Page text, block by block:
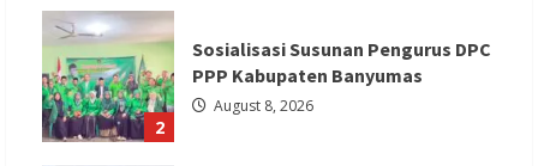
2
Sosialisasi Susunan Pengurus DPC
PPP Kabupaten Banyumas
August 8, 2026